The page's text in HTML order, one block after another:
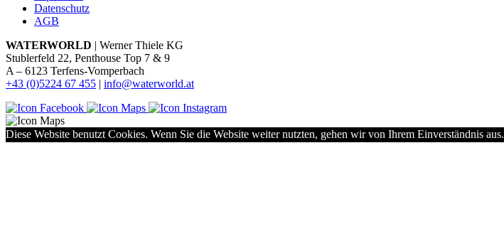
Datenschutz
AGB
WATERWORLD | Werner Thiele KG
Stublerfeld 22, Penthouse Top 7 & 9
A – 6123 Terfens-Vomperbach
+43 (0)5224 67 455 | info@waterworld.at
Diese Website benutzt Cookies. Wenn Sie die Website weiter nutzten, gehen wir von Ihrem Einverständnis aus.